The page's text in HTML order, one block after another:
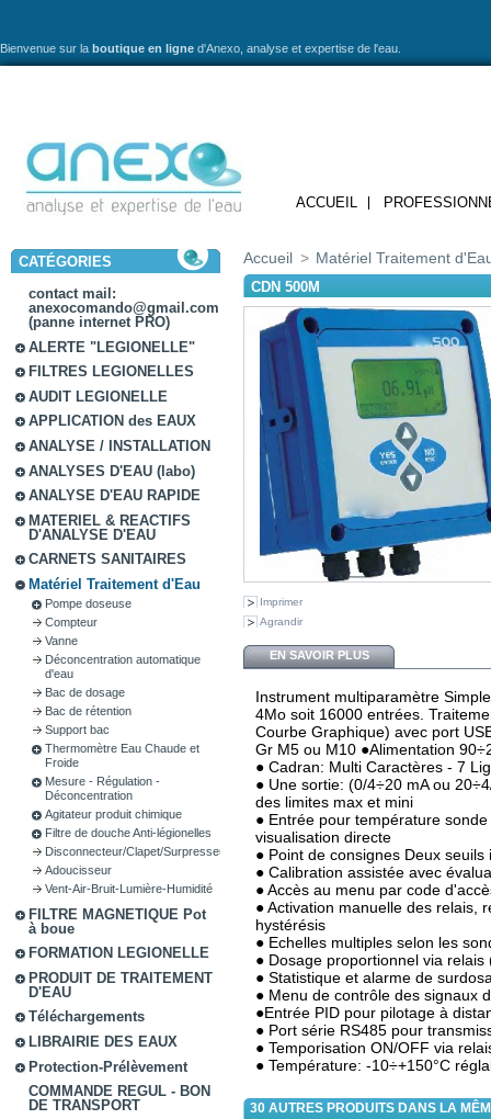
Bienvenue sur la boutique en ligne d'Anexo, analyse et expertise de l'eau.
ACCUEIL
CATÉGORIES
contact mail:
anexocomando@gmail.com
(panne internet PRO)
ALERTE "LEGIONELLE"
FILTRES LEGIONELLES
AUDIT LEGIONELLE
APPLICATION des EAUX
ANALYSE / INSTALLATION
ANALYSES D'EAU (labo)
ANALYSE D'EAU RAPIDE
MATERIEL & REACTIFS
D'ANALYSE D'EAU
CARNETS SANITAIRES
Matériel Traitement d'Eau
Pompe doseuse
Compteur
Vanne
Déconcentration automatique
d'eau
Bac de dosage
Bac de rétention
Support bac
Thermomètre Eau Chaude et
Froide
Mesure - Régulation -
Déconcentration
Agitateur produit chimique
Filtre de douche Anti-légionelles
Disconnecteur/Clapet/Surpresseur
Adoucisseur
Vent-Air-Bruit-Lumière-Humidité
FILTRE MAGNETIQUE Pot
à boue
FORMATION LEGIONELLE
PRODUIT DE TRAITEMENT
D'EAU
Téléchargements
LIBRAIRIE DES EAUX
Protection-Prélèvement
COMMANDE REGUL - BON
DE TRANSPORT
Accueil > Matériel Traitement
CDN 500M
Imprimer
Agrandir
EN SAVOIR PLUS
Instrument multiparamètre
4Mo soit 16000 entrées.
Courbe Graphique) avec port
Gr M5 ou M10 ●Alimentation
● Cadran: Multi Caractères - 7
● Une sortie: (0/4÷20 mA ou
des limites max et mini
● Entrée pour température
visualisation directe
● Point de consignes Deux
● Calibration assistée avec
● Accès au menu par code
● Activation manuelle des relais,
hystérésis
● Echelles multiples selon les
● Dosage proportionnel via
● Statistique et alarme de
● Menu de contrôle des signaux
●Entrée PID pour pilotage à
● Port série RS485 pour
● Temporisation ON/OFF via
● Température: -10÷+150°C
30 AUTRES PRODUITS DANS LA